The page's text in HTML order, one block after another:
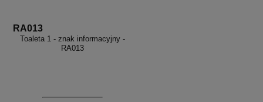
RA013
Toaleta 1 - znak informacyjny -
RA013